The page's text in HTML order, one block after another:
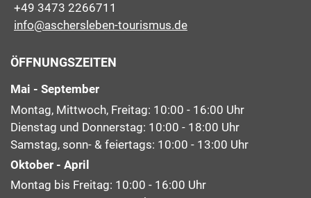
+49 3473 2266711
info@aschersleben-tourismus.de
ÖFFNUNGSZEITEN
Mai - September
Montag, Mittwoch, Freitag: 10:00 - 16:00 Uhr
Dienstag und Donnerstag: 10:00 - 18:00 Uhr
Samstag, sonn- & feiertags: 10:00 - 13:00 Uhr
Oktober - April
Montag bis Freitag: 10:00 - 16:00 Uhr